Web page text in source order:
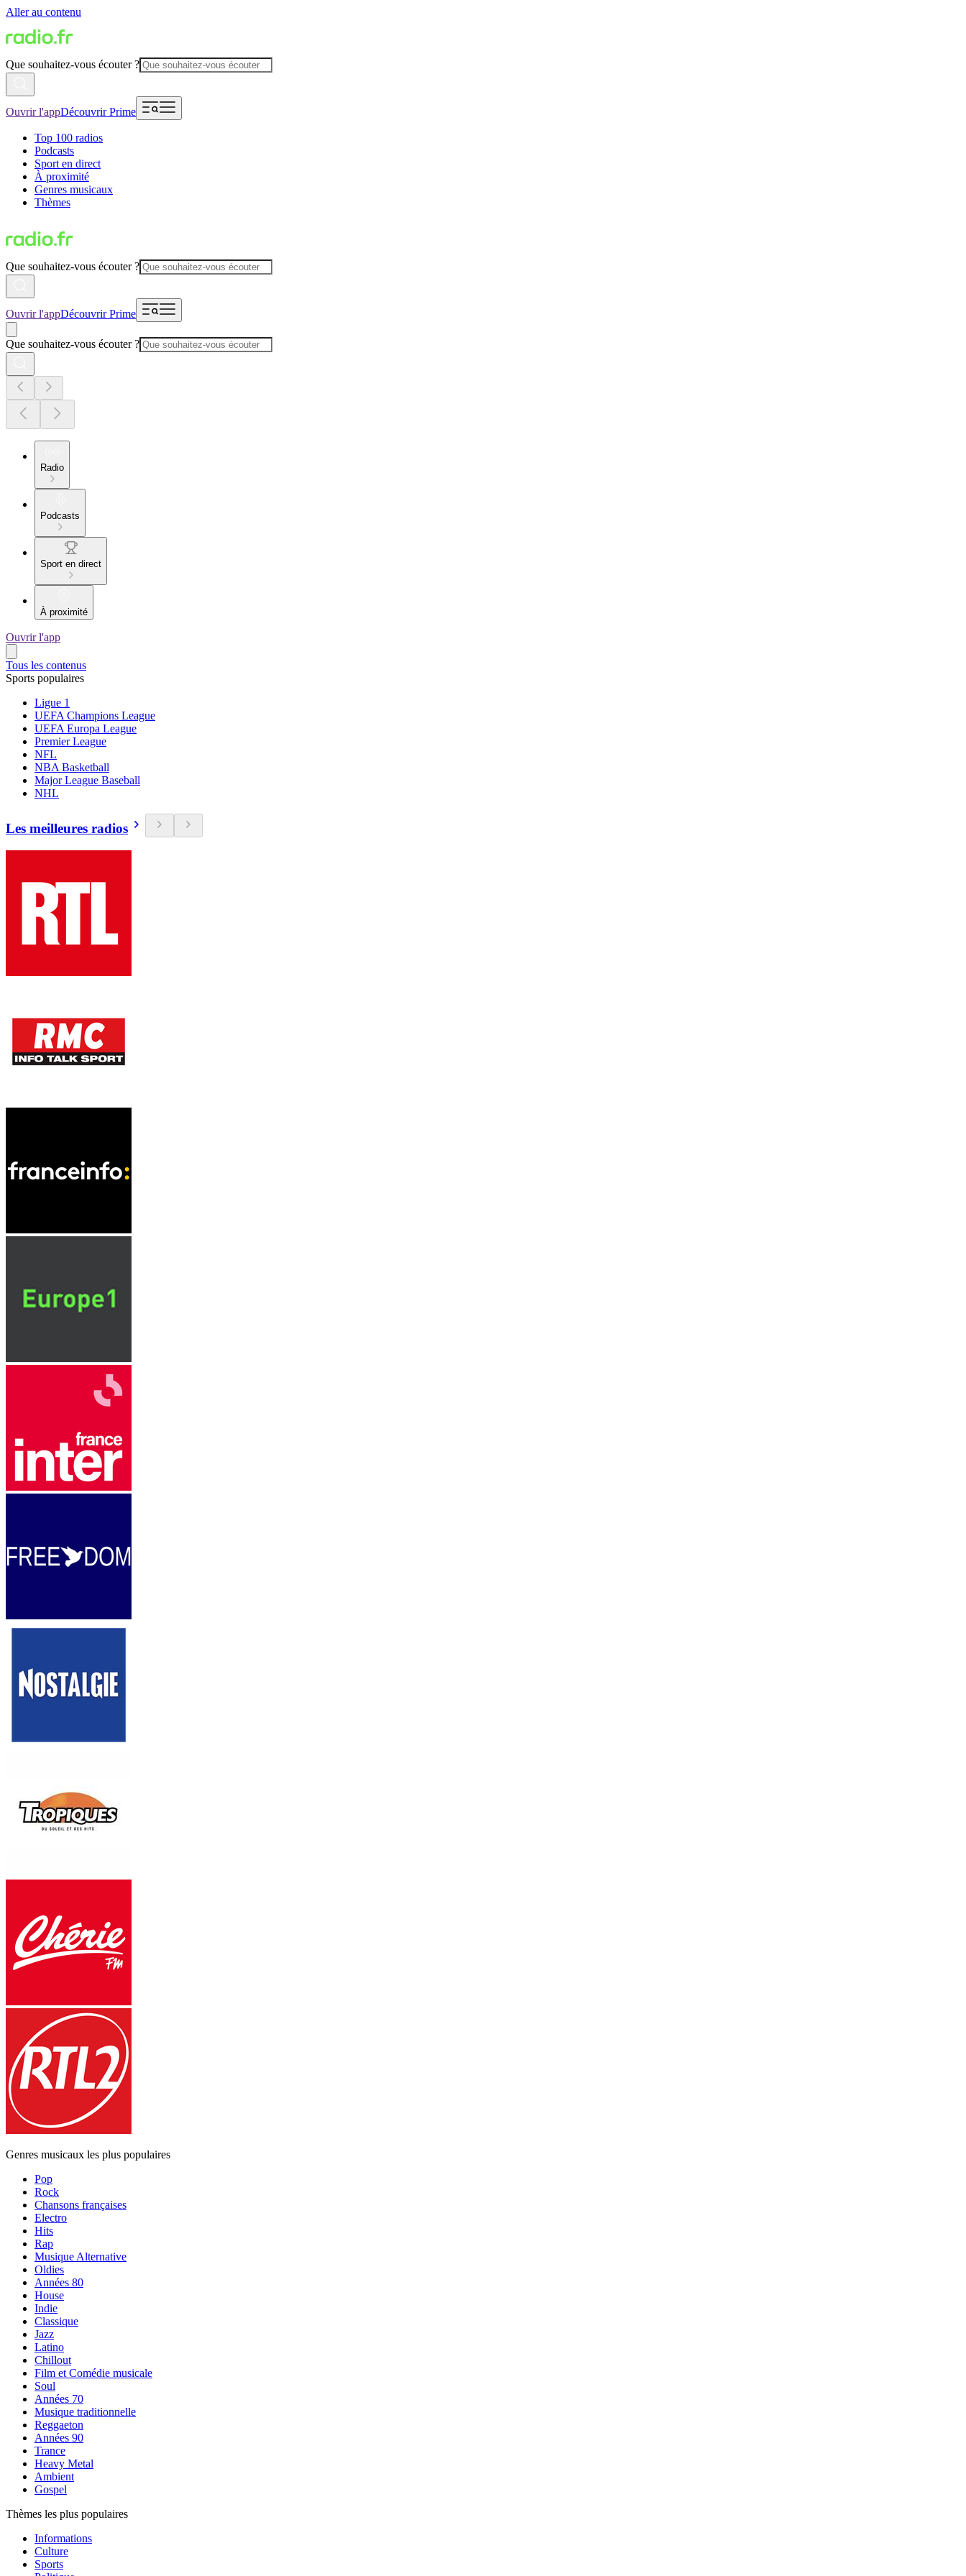
Aller au contenu
Que souhaitez-vous écouter ?
Ouvrir l'appDécouvrir Prime
Top 100 radios
Podcasts
Sport en direct
À proximité
Genres musicaux
Thèmes
Que souhaitez-vous écouter ?
Ouvrir l'appDécouvrir Prime
Que souhaitez-vous écouter ?
Radio
Podcasts
Sport en direct
À proximité
Ouvrir l'app
Tous les contenus
Sports populaires
Ligue 1
UEFA Champions League
UEFA Europa League
Premier League
NFL
NBA Basketball
Major League Baseball
NHL
Les meilleures radios
Genres musicaux les plus populaires
Pop
Rock
Chansons françaises
Electro
Hits
Rap
Musique Alternative
Oldies
Années 80
House
Indie
Classique
Jazz
Latino
Chillout
Film et Comédie musicale
Soul
Années 70
Musique traditionnelle
Reggaeton
Années 90
Trance
Heavy Metal
Ambient
Gospel
Thèmes les plus populaires
Informations
Culture
Sports